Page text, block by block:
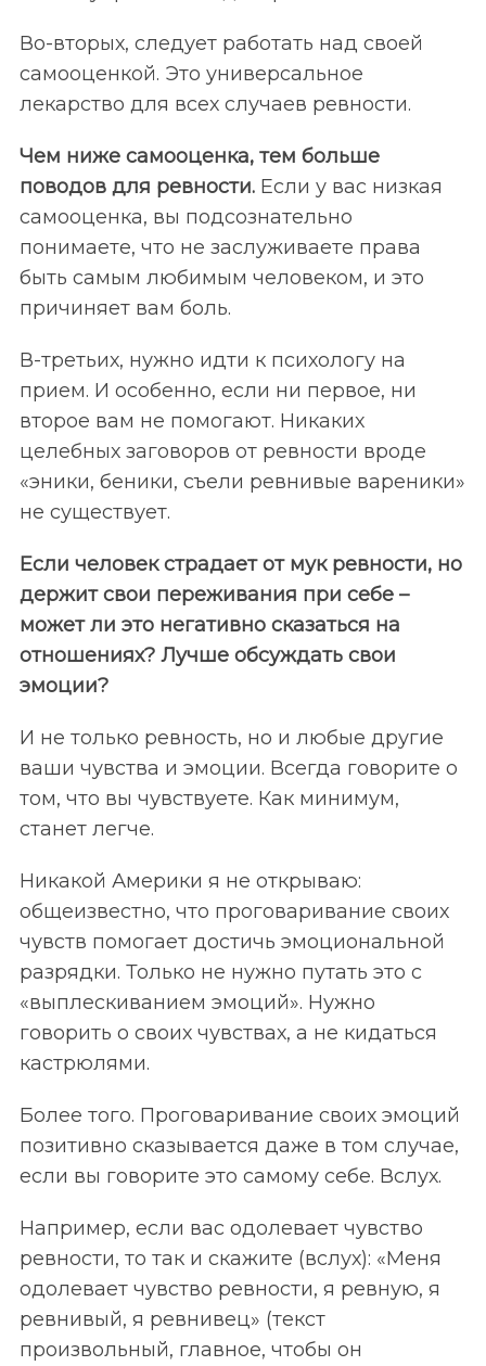
Во-вторых, следует работать над своей
самооценкой. Это универсальное
лекарство для всех случаев ревности.
Чем ниже самооценка, тем больше
поводов для ревности.Если у вас низкая
самооценка, вы подсознательно
понимаете, что не заслуживаете права
быть самым любимым человеком, и это
причиняет вам боль.
В-третьих, нужно идти к психологу на
прием. И особенно, если ни первое, ни
второе вам не помогают. Никаких
целебных заговоров от ревности вроде
«эники, беники, съели ревнивые вареники»
не существует.
Если человек страдает от мук ревности, но
держит свои переживания при себе –
может ли это негативно сказаться на
отношениях? Лучше обсуждать свои
эмоции?
И не только ревность, но и любые другие
ваши чувства и эмоции. Всегда говорите о
том, что вы чувствуете. Как минимум,
станет легче.
Никакой Америки я не открываю:
общеизвестно, что проговаривание своих
чувств помогает достичь эмоциональной
разрядки. Только не нужно путать это с
«выплескиванием эмоций». Нужно
говорить о своих чувствах, а не кидаться
кастрюлями.
Более того. Проговаривание своих эмоций
позитивно сказывается даже в том случае,
если вы говорите это самому себе. Вслух.
Например, если вас одолевает чувство
ревности, то так и скажите (вслух): «Меня
одолевает чувство ревности, я ревную, я
ревнивый, я ревнивец» (текст
произвольный, главное, чтобы он